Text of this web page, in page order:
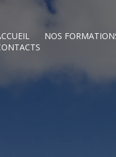
NOS